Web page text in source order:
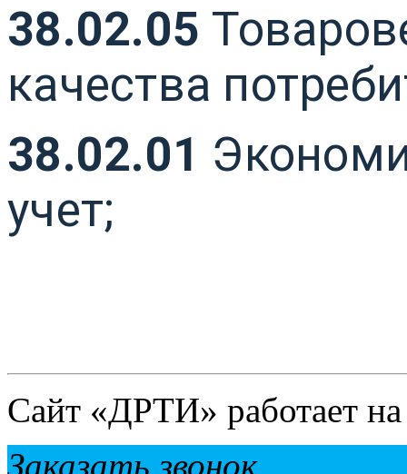
38.02.05
качества
38.02.01
учет;
Сайт «ДРТИ» работает
Заказать звонок